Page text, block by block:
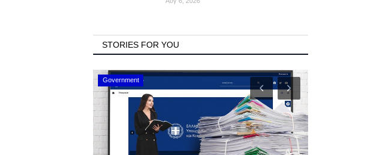
STORIES FOR YOU
Mykonos Events